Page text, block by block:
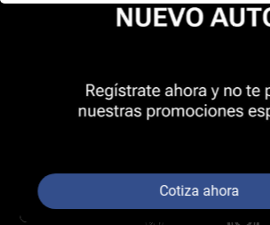
Cotiza ahora